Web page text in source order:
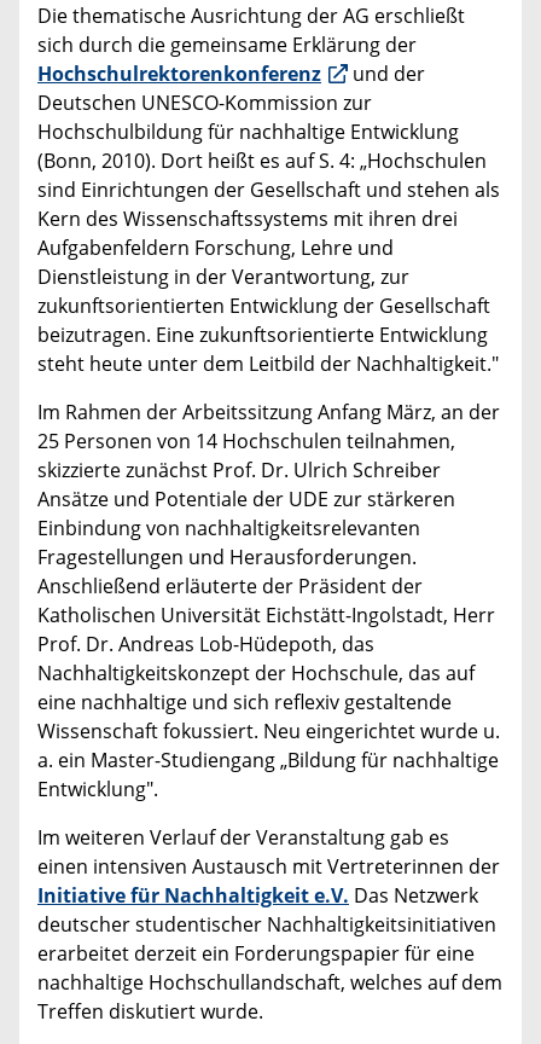
Die thematische Ausrichtung der AG erschließt
sich durch die gemeinsame Erklärung der
Hochschulrektorenkonferenz
und der
Deutschen UNESCO-Kommission zur
Hochschulbildung für nachhaltige Entwicklung
(Bonn, 2010). Dort heißt es auf S. 4: „Hochschulen
sind Einrichtungen der Gesellschaft und stehen als
Kern des Wissenschaftssystems mit ihren drei
Aufgabenfeldern Forschung, Lehre und
Dienstleistung in der Verantwortung, zur
zukunftsorientierten Entwicklung der Gesellschaft
beizutragen. Eine zukunftsorientierte Entwicklung
steht heute unter dem Leitbild der Nachhaltigkeit."
Im Rahmen der Arbeitssitzung Anfang März, an der
25 Personen von 14 Hochschulen teilnahmen,
skizzierte zunächst Prof. Dr. Ulrich Schreiber
Ansätze und Potentiale der UDE zur stärkeren
Einbindung von nachhaltigkeitsrelevanten
Fragestellungen und Herausforderungen.
Anschließend erläuterte der Präsident der
Katholischen Universität Eichstätt-Ingolstadt, Herr
Prof. Dr. Andreas Lob-Hüdepoth, das
Nachhaltigkeitskonzept der Hochschule, das auf
eine nachhaltige und sich reflexiv gestaltende
Wissenschaft fokussiert. Neu eingerichtet wurde u.
a. ein Master-Studiengang „Bildung für nachhaltige
Entwicklung".
Im weiteren Verlauf der Veranstaltung gab es
einen intensiven Austausch mit Vertreterinnen der
Initiative für Nachhaltigkeit e.V. Das Netzwerk
deutscher studentischer Nachhaltigkeitsinitiativen
erarbeitet derzeit ein Forderungspapier für eine
nachhaltige Hochschullandschaft, welches auf dem
Treffen diskutiert wurde.